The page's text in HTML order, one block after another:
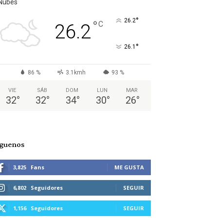
26.2°C 26.2°
26.1 °
86 % 3.1kmh 93 %
VIE
32°
SÁB
32°
DOM
34°
LUN
30°
MAR
26°
3,825 Fans ME GUSTA
6,802 Seguidores SEGUIR
1,156 Seguidores SEGUIR